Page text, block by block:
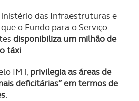
das Infraestruturas e
o Fundo para o Serviço
disponibiliza um milhão de
táxi.
IMT, privilegia as áreas de
deficitárias” em termos de
.